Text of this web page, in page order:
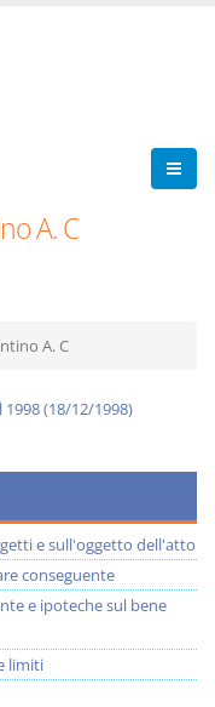
A. C
A. C
1998 (18/12/1998)
e sull'oggetto dell'atto
conseguente
e ipoteche sul bene
limiti